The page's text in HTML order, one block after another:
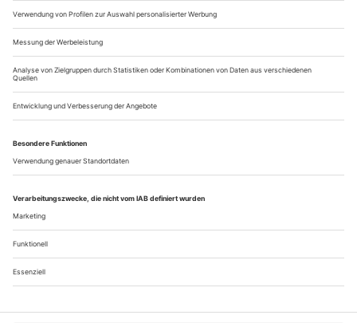
Wo geht’s hier zur Performance?
Raus aus dem Hochkulturtempel, rein in den Diskurshamam: Der
neue Intendant Tomas Zierhofer-Kin verordnet den Wiener
Festwochen eine Radikalreform
Das Publikum hat sich zur angekündigten Uhrzeit in der
Halle eingefunden und harrt der Dinge. Doch vom
«performativen Programm», das hier stattfinden soll, ist weit
und breit keine Spur. Nach zehn Minuten wendet sich
schließlich eine Frau – anscheinend eine der Künstlerinnen –
an die Wartenden. «Are you looking for the performance?»,
fragt sie freundlich und weist...
Über uns Kontakt Kritikerumfrage Newsletter